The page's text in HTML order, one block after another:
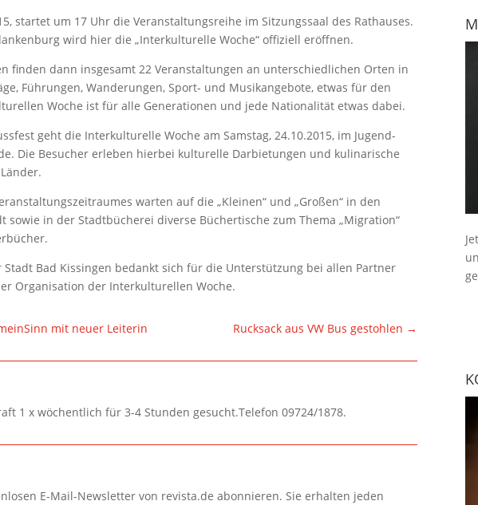
startet um 17 Uhr die Veranstaltungsreihe im Sitzungssaal des Rathauses.
wird hier die „Interkulturelle Woche“ offiziell eröffnen.
finden dann insgesamt 22 Veranstaltungen an unterschiedlichen Orten in
Führungen, Wanderungen, Sport- und Musikangebote, etwas für den
Woche ist für alle Generationen und jede Nationalität etwas dabei.
geht die Interkulturelle Woche am Samstag, 24.10.2015, im Jugend-
Die Besucher erleben hierbei kulturelle Darbietungen und kulinarische
warten auf die „Kleinen“ und „Großen“ in den
sowie in der Stadtbücherei diverse Büchertische zum Thema „Migration“
Bad Kissingen bedankt sich für die Unterstützung bei allen Partner
Organisation der Interkulturellen Woche.
mit neuer Leiterin Rucksack aus VW Bus gestohlen →
1 x wöchentlich für 3-4 Stunden gesucht.Telefon 09724/1878.
E-Mail-Newsletter von revista.de abonnieren. Sie erhalten jeden